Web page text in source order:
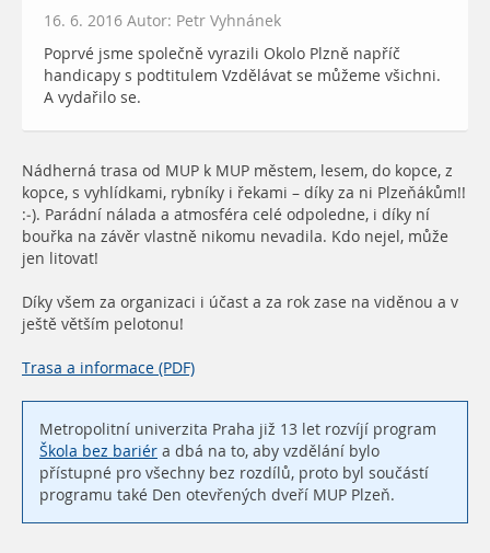
16. 6. 2016 Autor: Petr Vyhnánek
Poprvé jsme společně vyrazili Okolo Plzně napříč
handicapy s podtitulem Vzdělávat se můžeme všichni.
A vydařilo se.
Nádherná trasa od MUP k MUP městem, lesem, do kopce, z
kopce, s vyhlídkami, rybníky i řekami – díky za ni Plzeňákům!!
:-). Parádní nálada a atmosféra celé odpoledne, i díky ní
bouřka na závěr vlastně nikomu nevadila. Kdo nejel, může
jen litovat!
Díky všem za organizaci i účast a za rok zase na viděnou a v
ještě větším pelotonu!
Trasa a informace (PDF)
Metropolitní univerzita Praha již 13 let rozvíjí program
Škola bez bariér a dbá na to, aby vzdělání bylo
přístupné pro všechny bez rozdílů, proto byl součástí
programu také Den otevřených dveří MUP Plzeň.